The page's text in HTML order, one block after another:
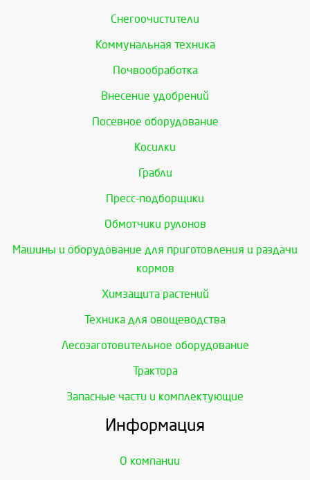
Снегоочистители
Коммунальная техника
Почвообработка
Внесение удобрений
Посевное оборудование
Косилки
Грабли
Пресс-подборщики
Обмотчики рулонов
Машины и оборудование для приготовления и раздачи
кормов
Химзащита растений
Техника для овощеводства
Лесозаготовительное оборудование
Трактора
Запасные части и комплектующие
Информация
О компании